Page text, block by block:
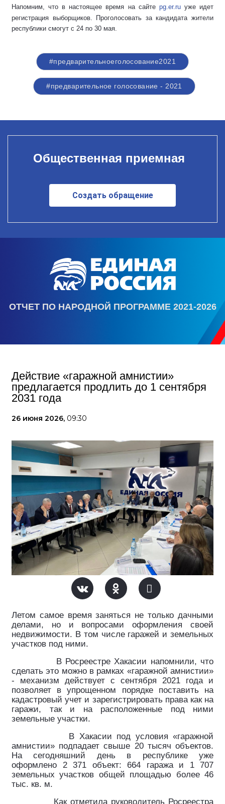
Напомним, что в настоящее время на сайтеpg.er.ru уже идет
регистрация выборщиков. Проголосовать за кандидата жители
республики смогут с 24 по 30 мая.
#предварительноеголосование2021
#предварительное голосование - 2021
Общественная приемная
Создать обращение
ОТЧЕТ ПО НАРОДНОЙ ПРОГРАММЕ 2021-2026
Действие «гаражной амнистии»
предлагается продлить до 1 сентября
2031 года
26 июня 2026, 09:30
Летом самое время заняться не только дачными
делами, но и вопросами оформления своей
недвижимости. В том числе гаражей и земельных
участков под ними.
В Росреестре Хакасии напомнили, что
сделать это можно в рамках «гаражной амнистии»
- механизм действует с сентября 2021 года и
позволяет в упрощенном порядке поставить на
кадастровый учет и зарегистрировать права как на
гаражи, так и на расположенные под ними
земельные участки.
В Хакасии под условия «гаражной
амнистии» подпадает свыше 20 тысяч объектов.
На сегодняшний день в республике уже
оформлено 2 371 объект: 664 гаража и 1 707
земельных участков общей площадью более 46
тыс. кв. м.
Как отметила руководитель Росреестра